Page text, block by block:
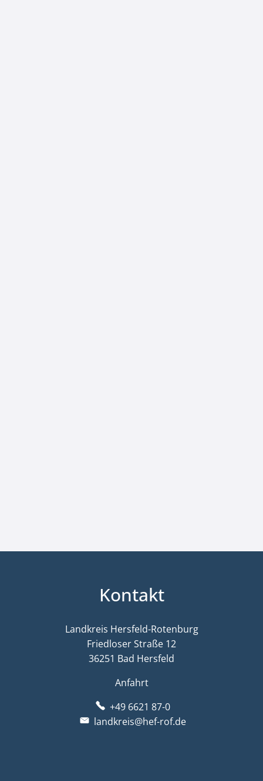
Kontakt
Landkreis Hersfeld-Rotenburg
Friedloser Straße 12
36251 Bad Hersfeld
Anfahrt
+49 6621 87-0
landkreis@hef-rof.de